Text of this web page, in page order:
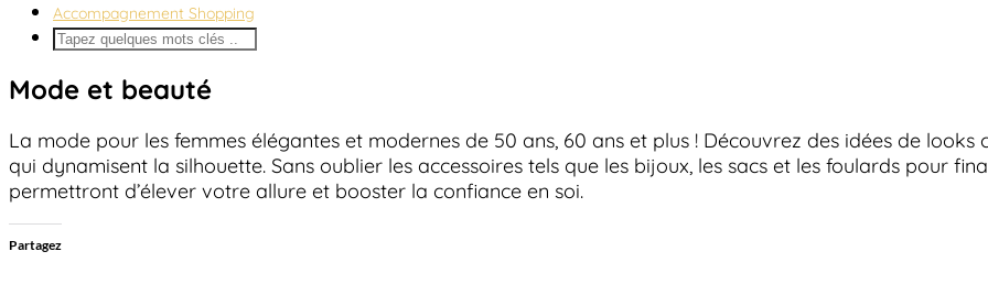
Accompagnement Shopping
Mode et beauté
La mode pour les femmes élégantes et modernes de 50 ans, 60 ans et plus ! Découvrez des idées de
qui dynamisent la silhouette. Sans oublier les accessoires tels que les bijoux, les sacs et les foulards pour
permettront d’élever votre allure et booster la confiance en soi.
Partagez